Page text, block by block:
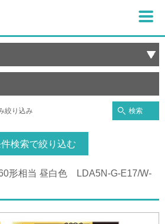
絞り込み 検索
検索で絞り込む
形相当 昼白色 LDA5N-G-E17/W-